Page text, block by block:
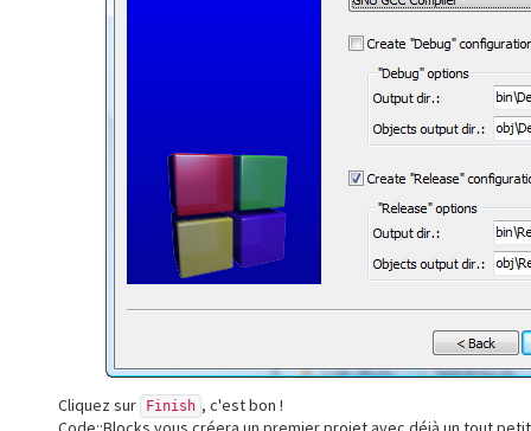
Cliquez sur Finish , c'est bon !